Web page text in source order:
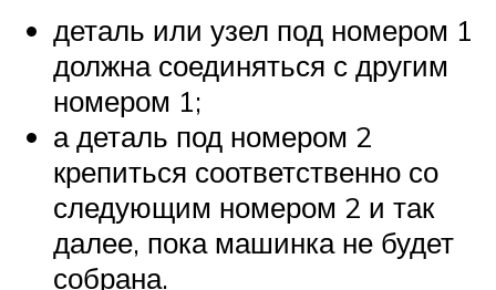
деталь или узел под номером 1
должна соединяться с другим
номером 1;
а деталь под номером 2
крепиться соответственно со
следующим номером 2 и так
далее, пока машинка не будет
собрана.